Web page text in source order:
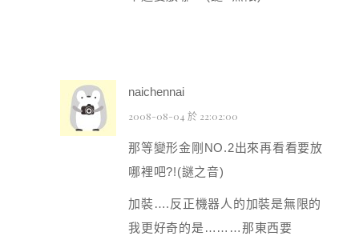
naichennai
2008-08-04 於 22:02:00
那等變形金剛NO.2出來再看看要放
哪裡吧?!(謎之音)
加裝….反正機器人的加裝是無限的
我更好奇的是………那東西要